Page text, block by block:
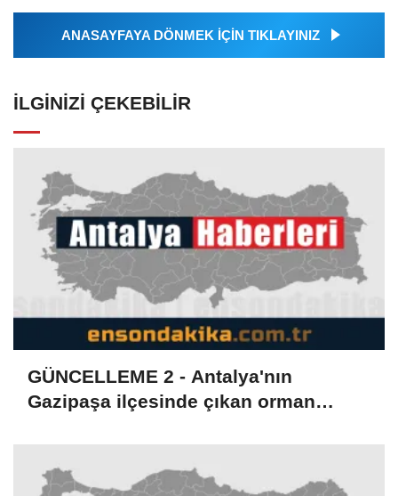
ANASAYFAYA DÖNMEK İÇİN TIKLAYINIZ
İLGINIZI ÇEKEBILIR
GÜNCELLEME 2 - Antalya'nın
Gazipaşa ilçesinde çıkan orman